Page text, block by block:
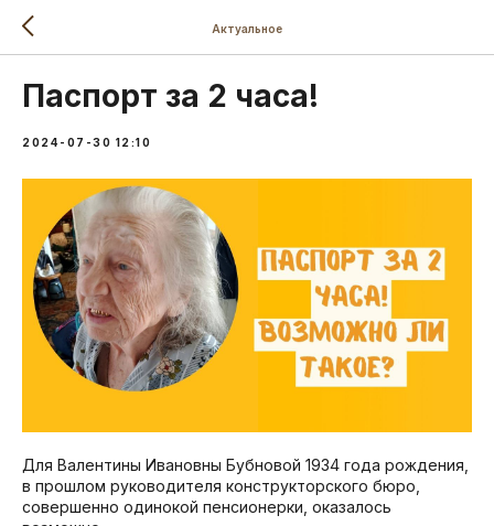
Актуальное
Паспорт за 2 часа!
2024-07-30 12:10
Для Валентины Ивановны Бубновой 1934 года рождения,
в прошлом руководителя конструкторского бюро,
совершенно одинокой пенсионерки, оказалось